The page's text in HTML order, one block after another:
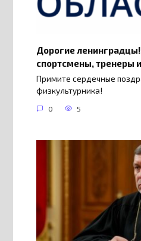
Дорогие
спортсмены, тренеры
Примите сердечные
физкультурника!
0 5